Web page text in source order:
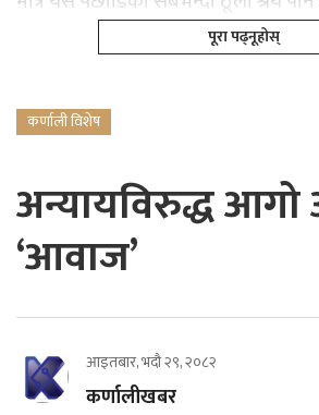
पूरा पढ्नूहोस्
कर्णाली विशेष
अन्यायविरुद्ध
‘आवाज’
आइतबार, भदौ २९, २०८२
कर्णालीखबर